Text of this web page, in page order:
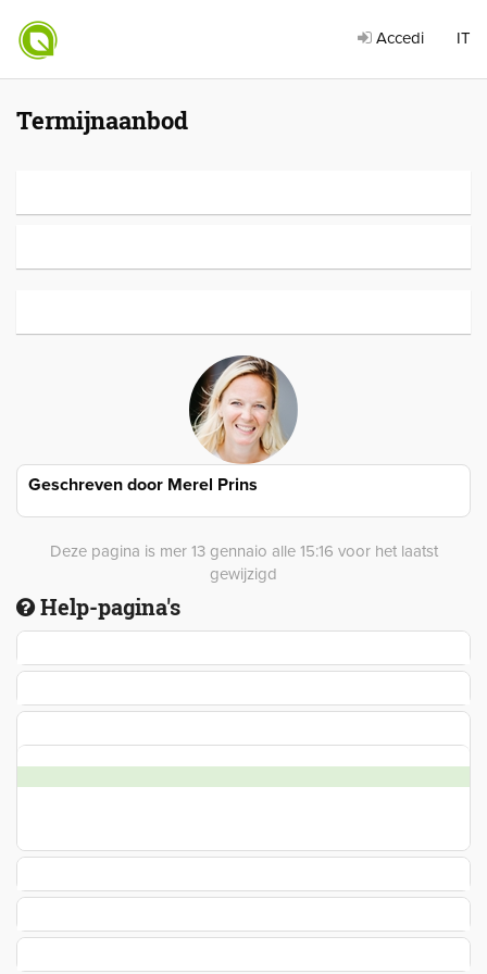
Accedi IT
Termijnaanbod
Geschreven door Merel Prins
Deze pagina is mer 13 gennaio alle 15:16 voor het laatst
gewijzigd
Help-pagina's